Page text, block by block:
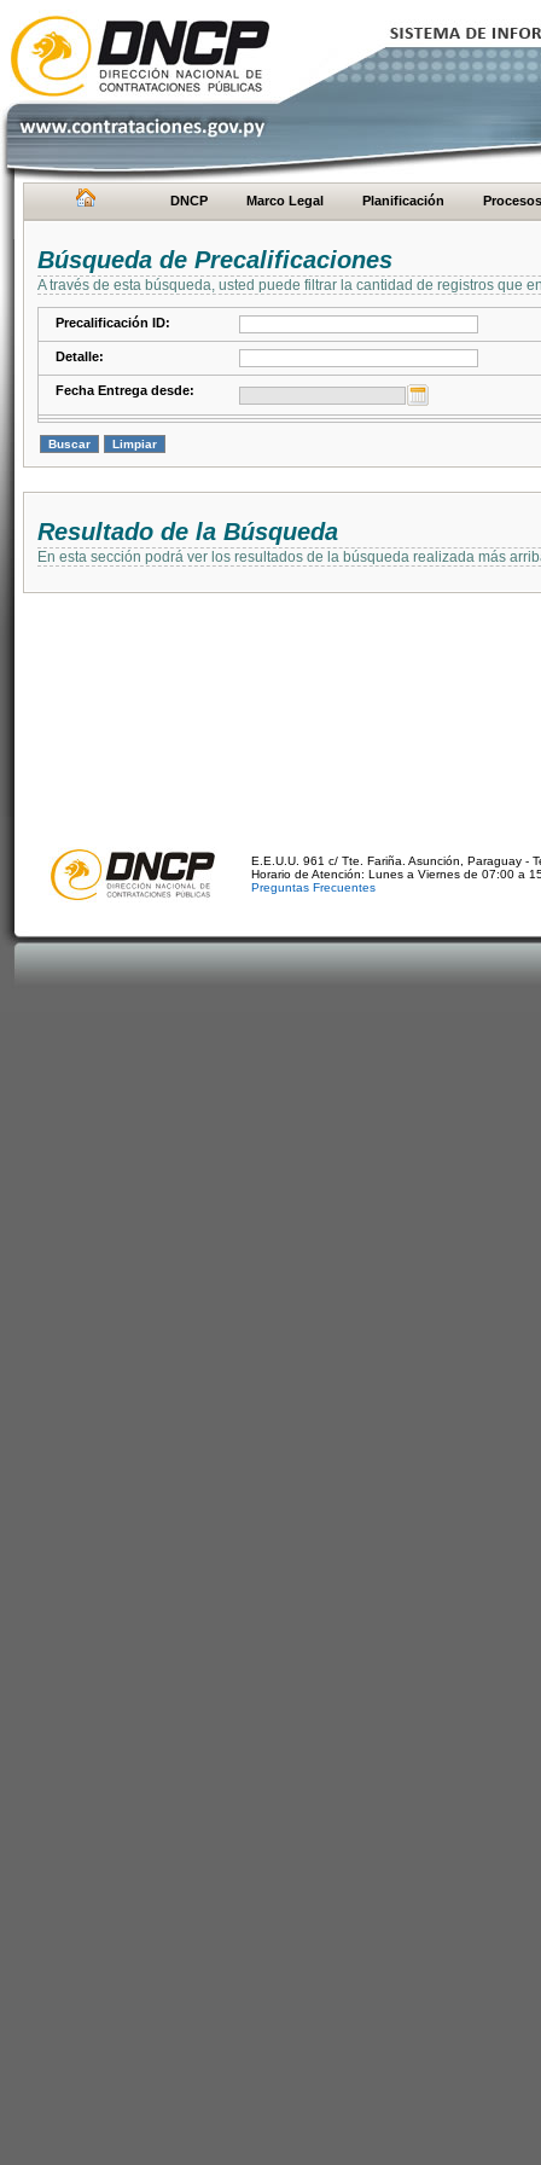
DNCP Marco Legal Planificación Procesos
Búsqueda de Precalificaciones
A través de esta búsqueda, usted puede filtrar la cantidad de registros que
Precalificación ID:
Detalle:
Fecha Entrega desde:
Resultado de la Búsqueda
En esta sección podrá ver los resultados de la búsqueda realizada más
E.E.U.U. 961 c/ Tte. Fariña. Asunción, Paraguay -
Horario de Atención: Lunes a Viernes de 07:00 a
Preguntas Frecuentes